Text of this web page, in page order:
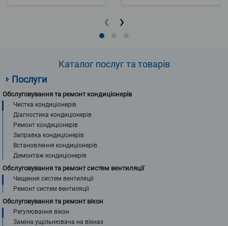
‹ ›
Каталог послуг та товарів
Послуги
Обслуговування та ремонт кондиціонерів
Чистка кондиціонерів
Діагностика кондиціонерів
Ремонт кондиціонерів
Заправка кондиціонерів
Встановлення кондиціонерів
Демонтаж кондиціонерів
Обслуговування та ремонт систем вентиляції
Чищення систем вентиляції
Ремонт систем вентиляції
Обслуговування та ремонт вікон
Регулювання вікон
Заміна ущільнювача на вікнах